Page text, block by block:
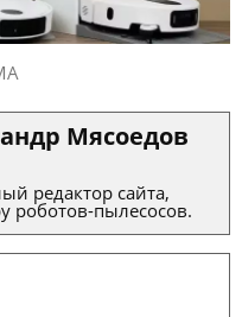
Мясоедов
редактор сайта,
роботов-пылесосов.